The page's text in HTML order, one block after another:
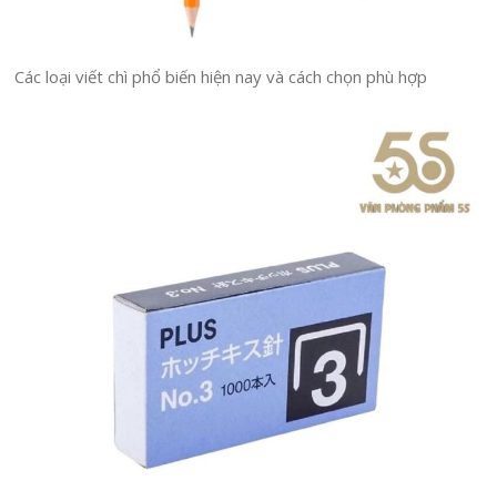
Các loại viết chì phổ biến hiện nay và cách chọn phù hợp